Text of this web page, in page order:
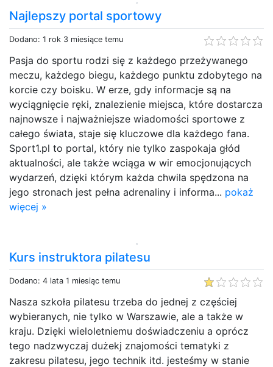
Najlepszy portal sportowy
Dodano: 1 rok 3 miesiące temu
Pasja do sportu rodzi się z każdego przeżywanego
meczu, każdego biegu, każdego punktu zdobytego na
korcie czy boisku. W erze, gdy informacje są na
wyciągnięcie ręki, znalezienie miejsca, które dostarcza
najnowsze i najważniejsze wiadomości sportowe z
całego świata, staje się kluczowe dla każdego fana.
Sport1.pl to portal, który nie tylko zaspokaja głód
aktualności, ale także wciąga w wir emocjonujących
wydarzeń, dzięki którym każda chwila spędzona na
jego stronach jest pełna adrenaliny i informa... pokaż
więcej »
Kurs instruktora pilatesu
Dodano: 4 lata 1 miesiąc temu
Nasza szkoła pilatesu trzeba do jednej z częściej
wybieranych, nie tylko w Warszawie, ale a także w
kraju. Dzięki wieloletniemu doświadczeniu a oprócz
tego nadzwyczaj dużekj znajomości tematyki z
zakresu pilatesu, jego technik itd. jesteśmy w stanie